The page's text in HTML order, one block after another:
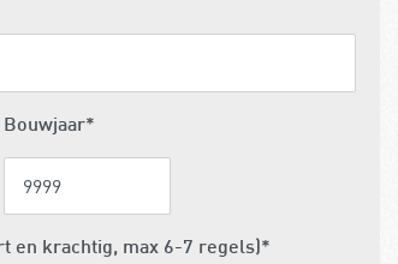
Bouwjaar*
en krachtig, max 6-7 regels)*